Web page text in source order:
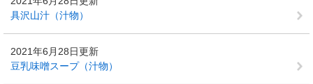
具沢山汁（汁物）
2021年6月28日更新
豆乳味噌スープ（汁物）